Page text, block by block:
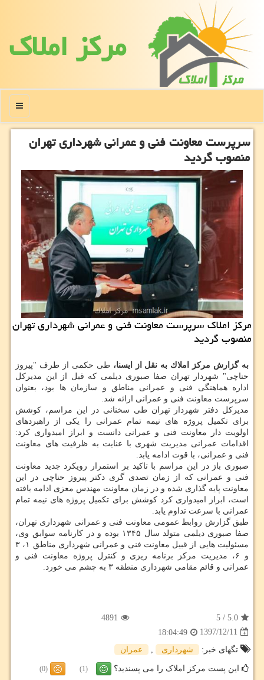
مركز املاك
منو
سرپرست معاونت فنی و عمرانی شهرداری تهران
منصوب گردید
مركز املاك سرپرست معاونت فنی و عمرانی شهرداری تهران
منصوب گردید
به گزارش مركز املاك به نقل از ایسنا،طی حكمی از طرف "پیروز
حناچی" شهردار تهران صفا صبوری دیلمی كه قبل از این مدیركل
اداره هماهنگی فنی و عمرانی مناطق و سازمان ها بود، بعنوان
سرپرست معاونت فنی و عمرانی ارائه شد.
مدیركل دفتر شهردار تهران طی سخنانی در این مراسم، كوشش
برای تكمیل پروژه های نیمه تمام عمرانی را یكی از راهبردهای
اولویت دار معاونت فنی و عمرانی دانست و ابراز امیدواری كرد:
اقدامات عمرانی مدیریت شهری با عنایت به ظرفیت های معاونت
فنی و عمرانی، با قوت ادامه یابد.
صبوری باز در این مراسم با تاكید بر استمرار رویكرد جدید معاونت
فنی و عمرانی كه از زمان تصدی گری دكتر پیروز حناچی در این
معاونت پایه گذاری شده و در زمان معاونت مهندس معزی ادامه یافته
است، ابراز امیدواری كرد كوشش برای تكمیل پروژه های نیمه تمام
عمرانی با سرعت تداوم یابد.
طبق گزارش روابط عمومی معاونت فنی و عمرانی شهرداری تهران،
صفا صبوری دیلمی متولد سال ۱۳۴۵ بوده و در كارنامه سوابق وی،
مسئولیت هایی از قبیل معاونت فنی و عمرانی شهرداری مناطق ۱، ۳
و ۶، مدیریت مركز برنامه ریزی و كنترل پروژه معاونت فنی و
عمرانی و قائم مقامی شهرداری منطقه ۳ به چشم می خورد.
5.0
/
5
4891
1397/12/11
18:04:49
تگهای خبر:
شهرداری عمران
این پست مرکز املاک را می پسندید؟ (1)
(0)